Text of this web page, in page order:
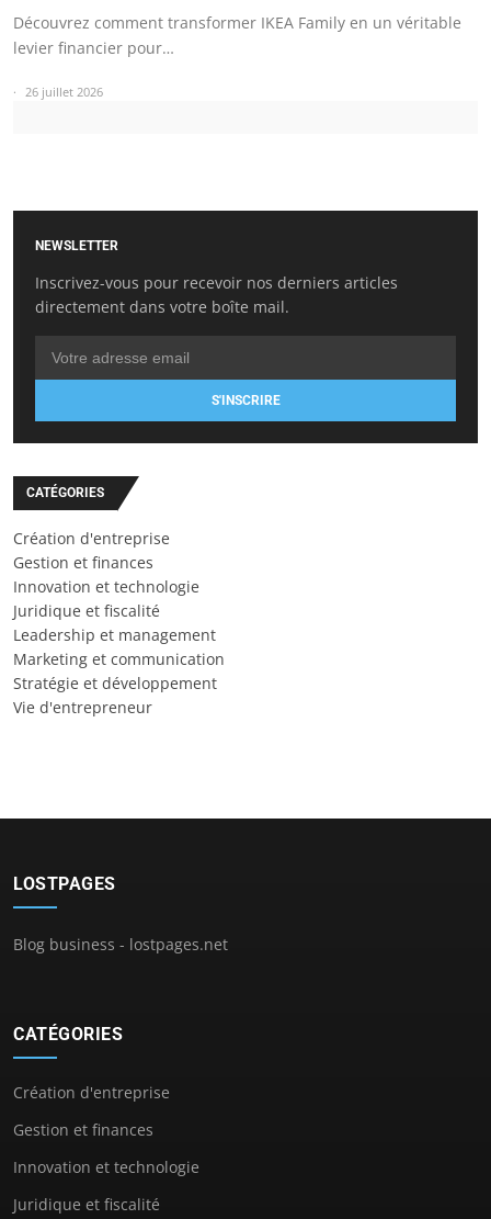
Découvrez comment transformer IKEA Family en un véritable
levier financier pour…
26 juillet 2026
NEWSLETTER
Inscrivez-vous pour recevoir nos derniers articles
directement dans votre boîte mail.
S'INSCRIRE
CATÉGORIES
Création d'entreprise
Gestion et finances
Innovation et technologie
Juridique et fiscalité
Leadership et management
Marketing et communication
Stratégie et développement
Vie d'entrepreneur
LOSTPAGES
Blog business - lostpages.net
CATÉGORIES
Création d'entreprise
Gestion et finances
Innovation et technologie
Juridique et fiscalité